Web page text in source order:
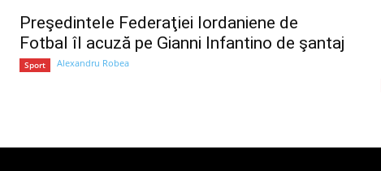
Preşedintele Federaţiei Iordaniene de
Fotbal îl acuză pe Gianni Infantino de şantaj
Sport Alexandru Robea